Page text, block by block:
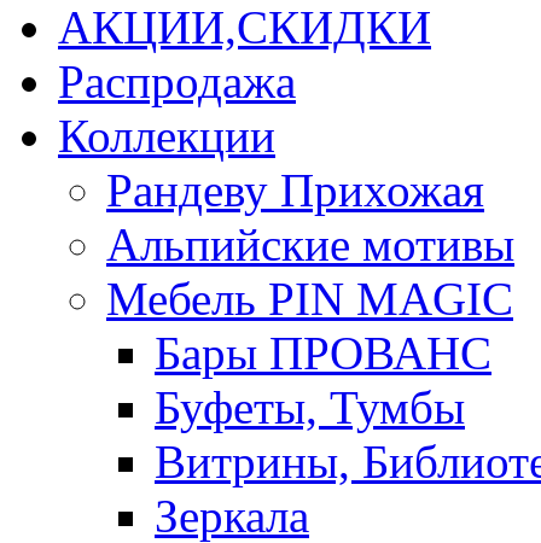
АКЦИИ,СКИДКИ
Распродажа
Коллекции
Рандеву Прихожая
Альпийские мотивы
Мебель PIN MAGIС
Бары ПРОВАНС
Буфеты, Тумбы
Витрины,
Зеркала